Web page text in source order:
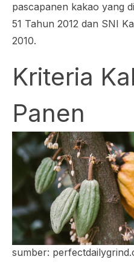
pascapanen kakao yang
51 Tahun 2012 dan SNI
2010.
Kriteria
Panen
sumber: